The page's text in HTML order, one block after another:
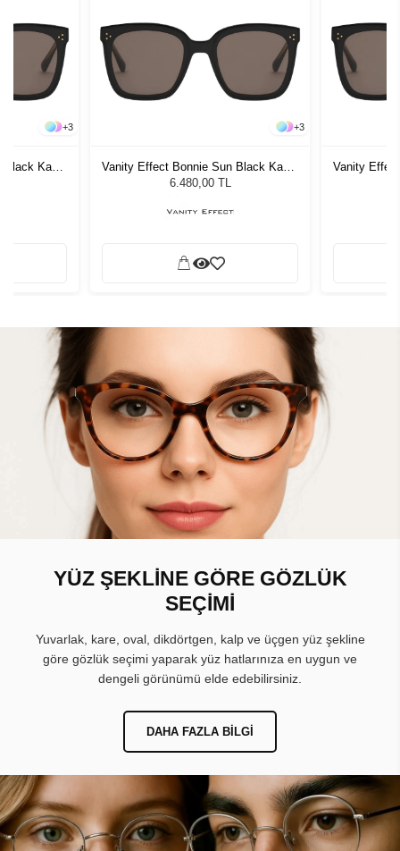
+3
Kadın
+3
Vanity Effect Bonnie Sun Black Kadın
Güneş Gözlüğü
6.480,00 TL
Vanity
YÜZ ŞEKLİNE GÖRE GÖZLÜK
SEÇİMİ
Yuvarlak, kare, oval, dikdörtgen, kalp ve üçgen yüz şekline
göre gözlük seçimi yaparak yüz hatlarınıza en uygun ve
dengeli görünümü elde edebilirsiniz.
DAHA FAZLA BILGI